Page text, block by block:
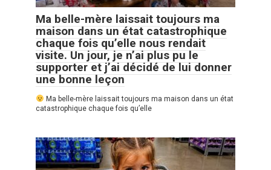
Ma belle-mère laissait toujours ma
maison dans un état catastrophique
chaque fois qu’elle nous rendait
visite. Un jour, je n’ai plus pu le
supporter et j’ai décidé de lui donner
une bonne leçon
Ma belle-mère laissait toujours ma maison dans un état
catastrophique chaque fois qu’elle